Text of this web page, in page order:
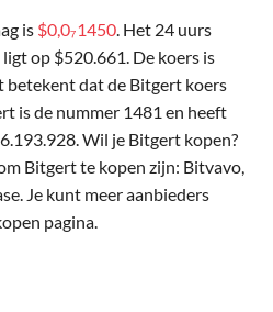
is $0,0₇1450. Het 24 uurs
op $520.661. De koers is
betekent dat de Bitgert koers
is de nummer 1481 en heeft
Wil je Bitgert kopen?
Bitgert te kopen zijn: Bitvavo,
Je kunt meer aanbieders
pagina.